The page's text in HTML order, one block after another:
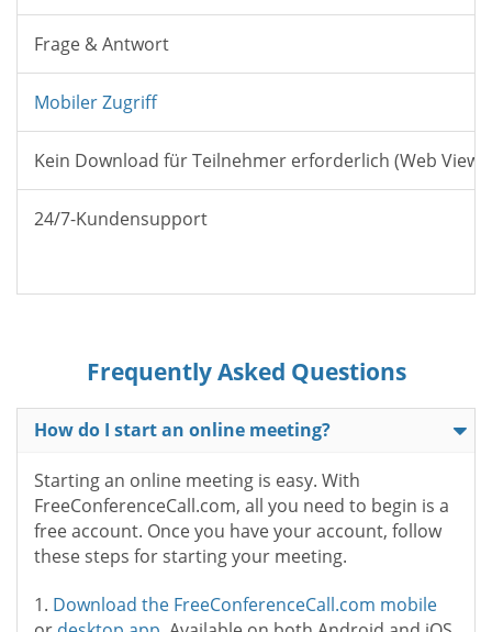
Frage & Antwort
Mobiler Zugriff
Kein Download für Teilnehmer erforderlich (Web
24/7-Kundensupport
Frequently Asked Questions
How do I start an online meeting?
Starting an online meeting is easy. With
FreeConferenceCall.com, all you need to begin is a
free account. Once you have your account, follow
these steps for starting your meeting.
1. Download the FreeConferenceCall.com mobile